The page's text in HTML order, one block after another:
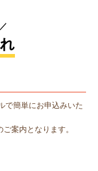
で簡単にお申込みいた
案内となります。